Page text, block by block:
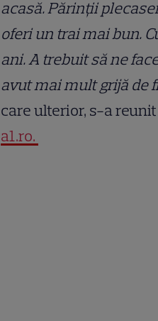
acasă. Părinții
oferi un trai mai bun.
ani. A trebuit să ne
avut mai mult grijă de
care ulterior, s-a
a1.ro.